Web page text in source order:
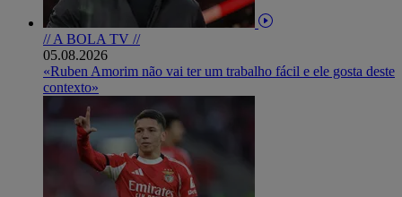
// A BOLA TV //
05.08.2026
«Ruben Amorim não vai ter um trabalho fácil e ele gosta deste
contexto»